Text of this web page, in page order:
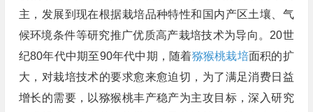
主，发展到现在根据栽培品种特性和国内产区土壤、气
候环境条件等研究推广优质高产栽培技术为导向。20世
纪80年代中期至90年代中期，随着猕猴桃栽培面积的扩
大，对栽培技术的要求愈来愈迫切，为了满足消费日益
增长的需要，以猕猴桃丰产稳产为主攻目标，深入研究